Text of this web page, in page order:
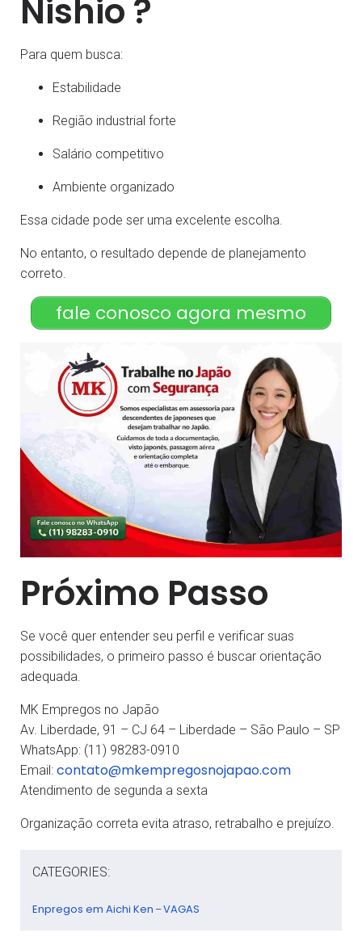
Nishio ?
Para quem busca:
Estabilidade
Região industrial forte
Salário competitivo
Ambiente organizado
Essa cidade pode ser uma excelente escolha.
No entanto, o resultado depende de planejamento
correto.
fale conosco agora mesmo
Próximo Passo
Se você quer entender seu perfil e verificar suas
possibilidades, o primeiro passo é buscar orientação
adequada.
MK Empregos no Japão
Av. Liberdade, 91 – CJ 64 – Liberdade – São Paulo – SP
WhatsApp: (11) 98283-0910
Email: contato@mkempregosnojapao.com
Atendimento de segunda a sexta
Organização correta evita atraso, retrabalho e prejuízo.
CATEGORIES:
Enpregos em Aichi Ken –VAGAS